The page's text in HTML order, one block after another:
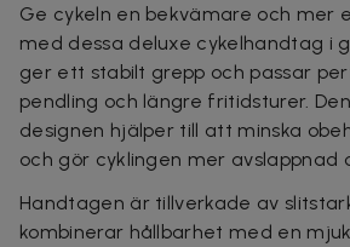
Ge cykeln en bekvämare och mer
med dessa deluxe cykelhandtag i
ger ett stabilt grepp och passar
pendling och längre fritidsturer.
designen hjälper till att minska
och gör cyklingen mer avslappnad
Handtagen är tillverkade av
kombinerar hållbarhet med en